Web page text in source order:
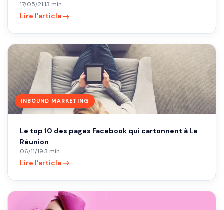
17/05/21·13 min
Lire l'article→
INBOUND MARKETING
Le top 10 des pages Facebook qui cartonnent à La
Réunion
06/11/19·3 min
Lire l'article→